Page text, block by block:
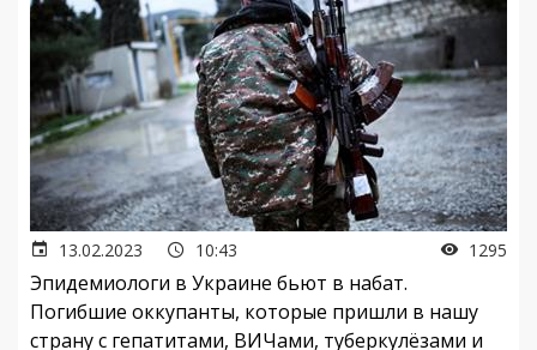
13.02.2023 10:43 1295
Эпидемиологи в Украине бьют в набат.
Погибшие оккупанты, которые пришли в нашу
страну с гепатитами, ВИЧами, туберкулёзами и